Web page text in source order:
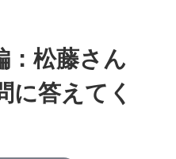
：松藤さん
に答えてく